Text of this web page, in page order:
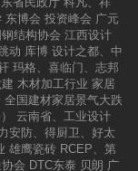
东博会 投资峰会 广元
结构协会 江西设计
动 库博 设计之都、中
玛格、喜临门、志邦
木材加工行业 家居
全国建材家居景气大跌
云南省、工业设计
安防、得厨卫、好太
雄鹰瓷砖 RCEP、第
会 DTC东泰 贝朗 广